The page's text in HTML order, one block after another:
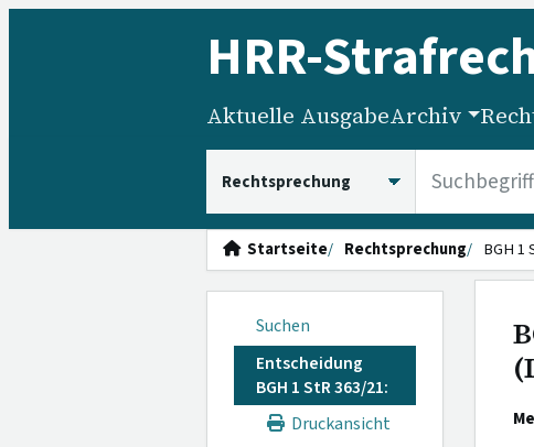
HRR-
Aktuelle AusgabeArchiv
Startseite Rechtsprechung BGH 1
Suchen
Entscheidung
BGH 1 StR 363/21:
Druckansicht